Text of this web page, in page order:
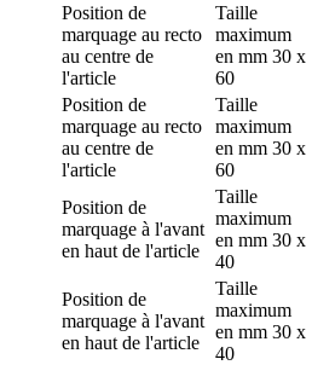
Position de
marquage au recto
au centre de
l'article
Taille
maximum
en mm 30 x
60
Position de
marquage au recto
au centre de
l'article
Taille
maximum
en mm 30 x
60
Position de
marquage à l'avant
en haut de l'article
Taille
maximum
en mm 30 x
40
Position de
marquage à l'avant
en haut de l'article
Taille
maximum
en mm 30 x
40